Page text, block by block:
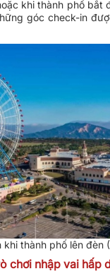
khi thành phố bắt
góc check-in
khi thành phố lên đèn
chơi nhập vai hấp